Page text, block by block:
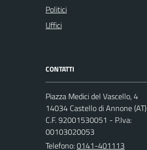
Politici
Uffici
CONTATTI
Piazza Medici del Vascello, 4
14034 Castello di Annone (AT)
C.F. 92001530051 - P.Iva:
00103020053
Telefono:0141-401113